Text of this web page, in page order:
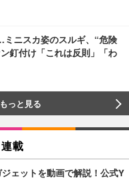
ニスカ姿のスルギ、“危険
釘付け「これは反則」「わ
っと見る
載
ジェットを動画で解説！公式Y